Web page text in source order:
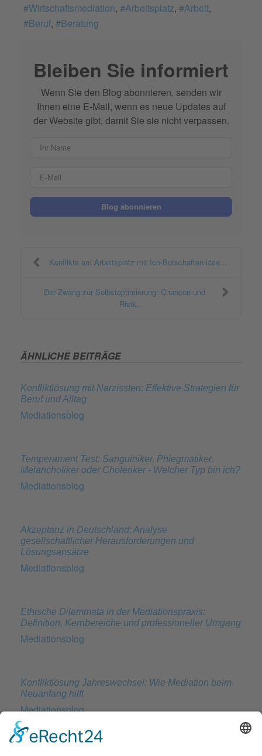
Wirtschaftsmediation
Arbeitsplatz
Arbeit
Beruf
Beratung
Bleiben Sie informiert
Wenn Sie den Blog abonnieren, senden wir
Ihnen eine E-Mail, wenn es neue Updates auf
der Website gibt, damit Sie sie nicht verpassen.
Blog abonnieren
Konflikte am Arbeitsplatz mit Ich-Botschaften löse...
Der Zwang zur Selbstoptimierung: Chancen und
Risik...
ÄHNLICHE BEITRÄGE
Konfliktlösung mit Narzissten: Effektive Strategien für
Beruf und Alltag
Mediationsblog
Temperament Test: Sanguiniker, Phlegmatiker,
Melancholiker oder Choleriker - Welcher Typ bin ich?
Mediationsblog
Akzeptanz in Deutschland: Analyse
gesellschaftlicher Herausforderungen und
Lösungsansätze
Mediationsblog
Ethische Dilemmata in der Mediationspraxis:
Definition, Kernbereiche und professioneller Umgang
Mediationsblog
Konfliktlösung Jahreswechsel: Wie Mediation beim
Neuanfang hilft
Mediationsblog